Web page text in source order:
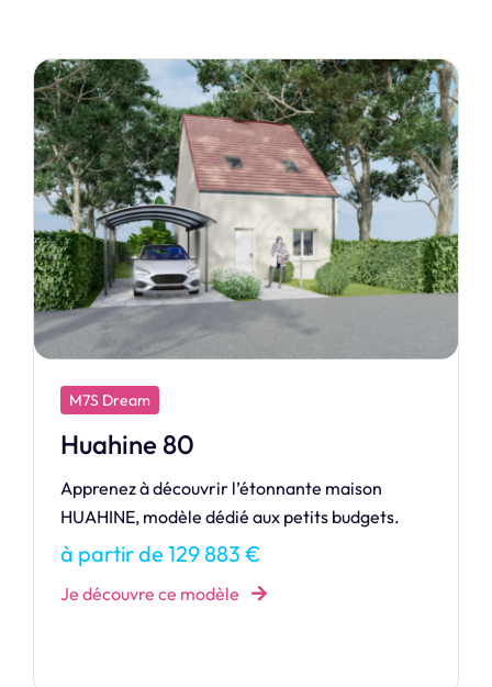
M7S Exclusive
Remarquable
Venez découvrir l’innovante maison
REMARQUABLE !
à partir de 160 328 €
Je découvre ce modèle